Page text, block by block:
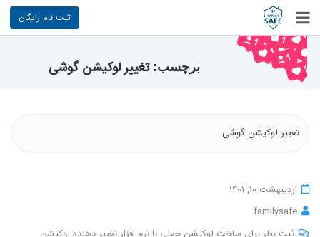
ثبت نام رایگان
برچسب:تغییر لوکیشن گوشی
تغییر لوکیشن گوشی
اردیبهشت 10, 1401
familysafe
ثبت نظر برای ساخت لوکیشن جعلی با نرم افزار تغییر دهنده لوکیشن